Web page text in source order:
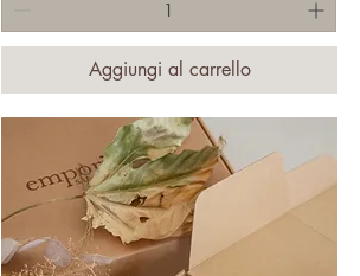
Aggiungi al carrello